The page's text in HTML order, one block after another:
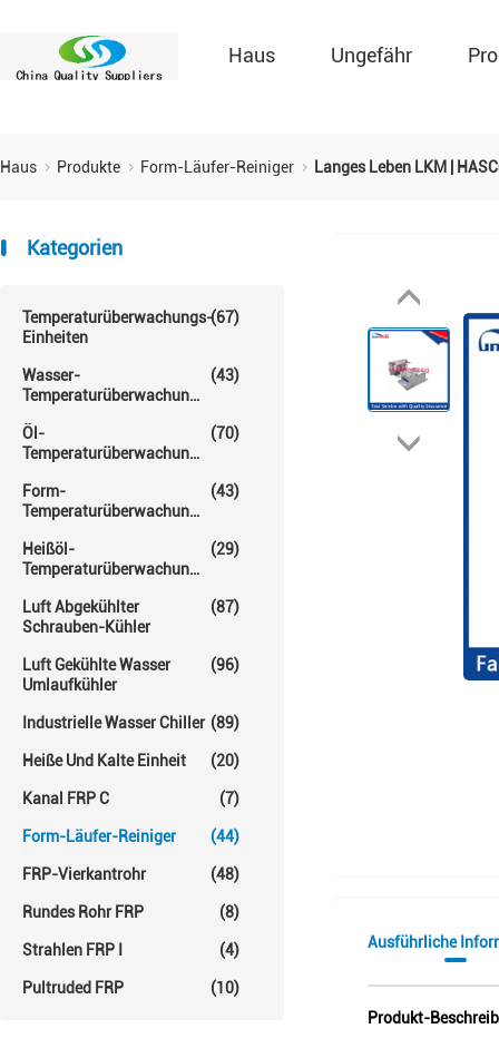
Haus Ungefähr
Haus Produkte Form-Läufer-Reiniger Langes Leben LKM |
Kategorien
Temperaturüberwachungs-
Einheiten
(67)
Wasser-
Temperaturüberwachungs-
(43)
Öl-
Temperaturüberwachungs-
(70)
Form-
Temperaturüberwachungs-
(43)
Heißöl-
Temperaturüberwachungs-
(29)
Luft Abgekühlter
Schrauben-Kühler
(87)
Luft Gekühlte Wasser
Umlaufkühler
(96)
Industrielle Wasser Chiller (89)
Heiße Und Kalte Einheit (20)
Kanal FRP C (7)
Form-Läufer-Reiniger (44)
FRP-Vierkantrohr (48)
Rundes Rohr FRP (8)
Strahlen FRP I (4)
Pultruded FRP (10)
Ausführliche
Produkt-